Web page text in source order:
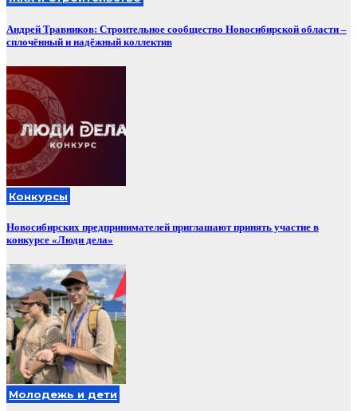
Андрей Травников: Строительное сообщество Новосибирской области –
сплочённый и надёжный коллектив
Конкурсы
Новосибирских предпринимателей приглашают принять участие в
конкурсе «Люди дела»
Молодежь и дети